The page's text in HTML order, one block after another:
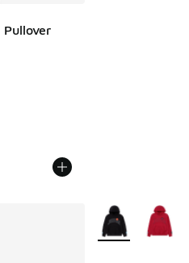
Pullover
Plus de couleurs